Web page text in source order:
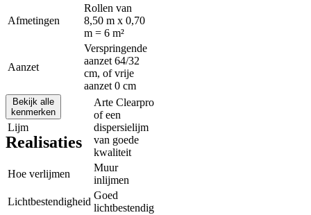
Afmetingen
Rollen van
8,50 m x 0,70
m = 6 m²
Aanzet
Verspringende
aanzet 64/32
cm, of vrije
aanzet 0 cm
Lijm
Arte Clearpro
of een
dispersielijm
van goede
kwaliteit
Hoe verlijmen
Muur
inlijmen
Lichtbestendigheid
Goed
lichtbestendig
Bekijk alle
kenmerken
Realisaties